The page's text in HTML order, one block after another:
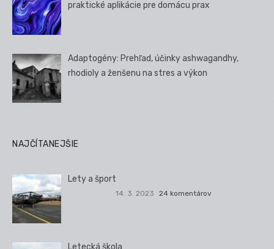
praktické aplikácie pre domácu prax
Adaptogény: Prehľad, účinky ashwagandhy,
rhodioly a ženšenu na stres a výkon
NAJČÍTANEJŠIE
Lety a šport
14. 3. 2023 24 komentárov